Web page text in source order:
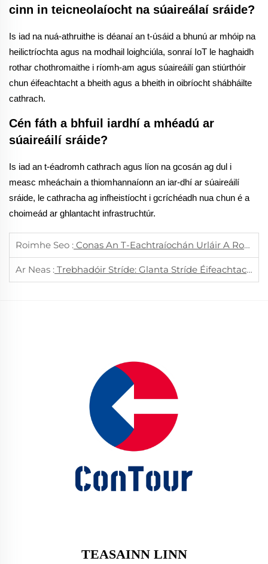
cinn in teicneolaíocht na súaireálaí sráide?
Is iad na nuá-athruithe is déanaí an t-úsáid a bhunú ar mhóip na
heilictríochta agus na modhail loighciúla, sonraí IoT le haghaidh
rothar chothromaithe i ríomh-am agus súaireáilí gan stiúrthóir
chun éifeachtacht a bheith agus a bheith in oibríocht shábháilte
cathrach.
Cén fáth a bhfuil iardhí a mhéadú ar
súaireáilí sráide?
Is iad an t-éadromh cathrach agus líon na gcosán ag dul i
measc mheáchain a thiomhannaíonn an iar-dhí ar súaireáilí
sráide, le cathracha ag infheistíocht i gcríchéadh nua chun é a
choimeád ar ghlantacht infrastruchtúr.
Roimhe Seo : Conas An T-Eachtraíochán Urláir A Roghnú A Bheidh Oiriúnach Do Ghlantúchán Oifige Industrial?
Ar Neas : Trebhadóir Stríde: Glanta Stríde Éifeachtach Do Chathracha Nua-Aoisíocha
TEASAINN LINN